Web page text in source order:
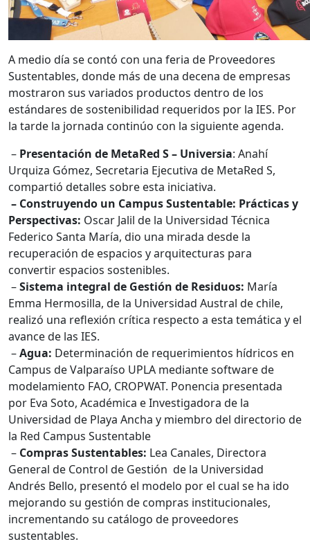
A medio día se contó con una feria de Proveedores
Sustentables, donde más de una decena de empresas
mostraron sus variados productos dentro de los
estándares de sostenibilidad requeridos por la IES. Por
la tarde la jornada continúo con la siguiente agenda.
– Presentación de MetaRed S – Universia: Anahí
Urquiza Gómez, Secretaria Ejecutiva de MetaRed S,
compartió detalles sobre esta iniciativa.
– Construyendo un Campus Sustentable: Prácticas y
Perspectivas: Oscar Jalil de la Universidad Técnica
Federico Santa María, dio una mirada desde la
recuperación de espacios y arquitecturas para
convertir espacios sostenibles.
–Sistema integral de Gestión de Residuos: María
Emma Hermosilla, de la Universidad Austral de chile,
realizó una reflexión crítica respecto a esta temática y el
avance de las IES.
–Agua: Determinación de requerimientos hídricos en
Campus de Valparaíso UPLA mediante software de
modelamiento FAO, CROPWAT. Ponencia presentada
por Eva Soto, Académica e Investigadora de la
Universidad de Playa Ancha y miembro del directorio de
la Red Campus Sustentable
– Compras Sustentables: Lea Canales, Directora
General de Control de Gestión de la Universidad
Andrés Bello, presentó el modelo por el cual se ha ido
mejorando su gestión de compras institucionales,
incrementando su catálogo de proveedores
sustentables.